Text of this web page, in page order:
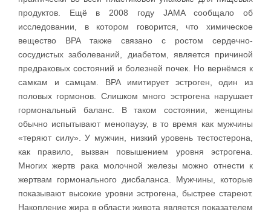
продуктов. Ещё в 2008 году JAMA сообщало об
исследовании, в котором говорится, что химическое
вещество BPA также связано с ростом сердечно-
сосудистых заболеваний, диабетом, является причиной
предраковых состояний и болезней почек. Но вернёмся к
самкам и самцам. BPA имитирует эстроген, один из
половых гормонов. Слишком много эстрогена нарушает
гормональный баланс. В таком состоянии, женщины
обычно испытывают менопаузу, в то время как мужчины
«теряют силу». У мужчин, низкий уровень тестостерона,
как правило, вызван повышением уровня эстрогена.
Многих жертв рака молочной железы можно отнести к
жертвам гормонального дисбаланса. Мужчины, которые
показывают высокие уровни эстрогена, быстрее стареют.
Накопление жира в области живота является показателем